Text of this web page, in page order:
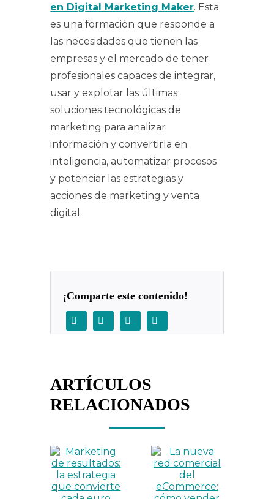
en Digital Marketing Maker. Esta
es una formación que responde a
las necesidades que tienen las
empresas y el mercado de tener
profesionales capaces de integrar,
usar y explotar las últimas
soluciones tecnológicas de
marketing para analizar
información y convertirla en
inteligencia, automatizar procesos
y potenciar las estrategias y
acciones de marketing y venta
digital.
¡Comparte este contenido!
ARTÍCULOS
RELACIONADOS